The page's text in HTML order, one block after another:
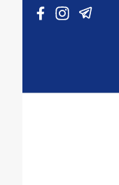
Vai al contenuto